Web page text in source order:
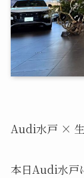
Audi水戸 × 生
本日Audi水戸